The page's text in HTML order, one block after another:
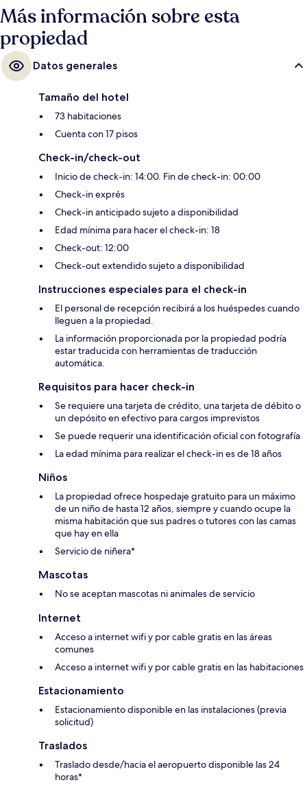
Más información sobre esta
propiedad
Datos generales
Tamaño del hotel
73 habitaciones
Cuenta con 17 pisos
Check-in/check-out
Inicio de check-in: 14:00. Fin de check-in: 00:00
Check-in exprés
Check-in anticipado sujeto a disponibilidad
Edad mínima para hacer el check-in: 18
Check-out: 12:00
Check-out extendido sujeto a disponibilidad
Instrucciones especiales para el check-in
El personal de recepción recibirá a los huéspedes cuando
lleguen a la propiedad.
La información proporcionada por la propiedad podría
estar traducida con herramientas de traducción
automática.
Requisitos para hacer check-in
Se requiere una tarjeta de crédito, una tarjeta de débito o
un depósito en efectivo para cargos imprevistos
Se puede requerir una identificación oficial con fotografía
La edad mínima para realizar el check-in es de 18 años
Niños
La propiedad ofrece hospedaje gratuito para un máximo
de un niño de hasta 12 años, siempre y cuando ocupe la
misma habitación que sus padres o tutores con las camas
que hay en ella
Servicio de niñera*
Mascotas
No se aceptan mascotas ni animales de servicio
Internet
Acceso a internet wifi y por cable gratis en las áreas
comunes
Acceso a internet wifi y por cable gratis en las habitaciones
Estacionamiento
Estacionamiento disponible en las instalaciones (previa
solicitud)
Traslados
Traslado desde/hacia el aeropuerto disponible las 24
horas*